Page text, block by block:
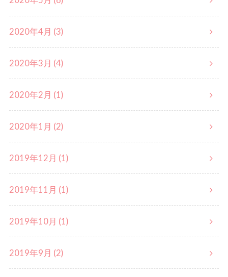
2020年4月 (3)
2020年3月 (4)
2020年2月 (1)
2020年1月 (2)
2019年12月 (1)
2019年11月 (1)
2019年10月 (1)
2019年9月 (2)